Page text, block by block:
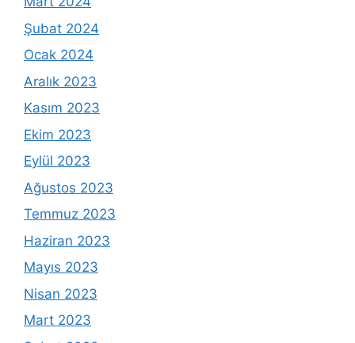
Şubat 2024
Ocak 2024
Aralık 2023
Kasım 2023
Ekim 2023
Eylül 2023
Ağustos 2023
Temmuz 2023
Haziran 2023
Mayıs 2023
Nisan 2023
Mart 2023